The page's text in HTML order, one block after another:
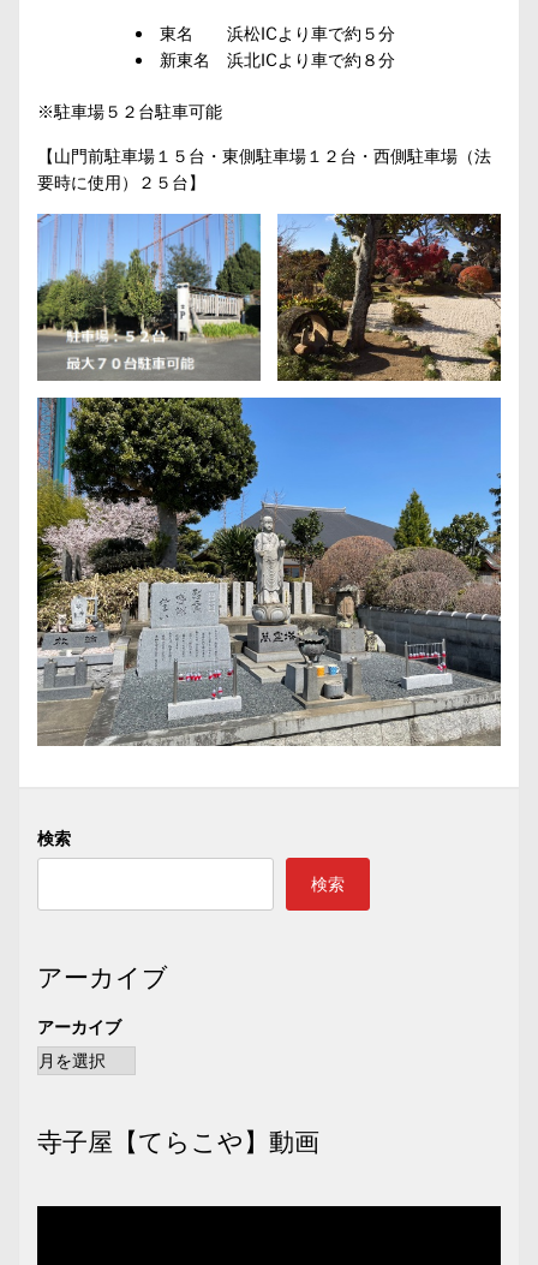
東名 浜松ICより車で約５分
新東名 浜北ICより車で約８分
※駐車場５２台駐車可能
【山門前駐車場１５台・東側駐車場１２台・西側駐車場（法
要時に使用）２５台】
検索
検索
アーカイブ
アーカイブ
寺子屋【てらこや】動画